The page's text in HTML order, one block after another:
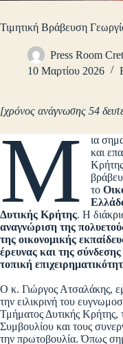
Τιμητική Βράβευση
Press Room
10 Μαρτίου 2026
[χρόνος ανάγνωσης 54
Μ
ια
και
το
Δυτικής Κρήτης. Η
αναγνώριση της
της οικονομικής
έρευνας και της
τοπική
Ο κ. Γιώργος Ατσαλάκης,
την ειλικρινή του
Τμήματος Δυτικής Κρήτης,
Συμβουλίου και τους
την πρωτοβουλία. Όπως